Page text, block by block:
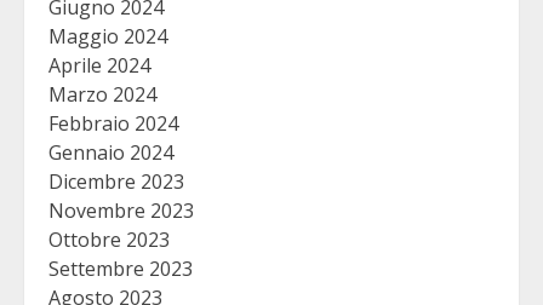
Giugno 2024
Maggio 2024
Aprile 2024
Marzo 2024
Febbraio 2024
Gennaio 2024
Dicembre 2023
Novembre 2023
Ottobre 2023
Settembre 2023
Agosto 2023